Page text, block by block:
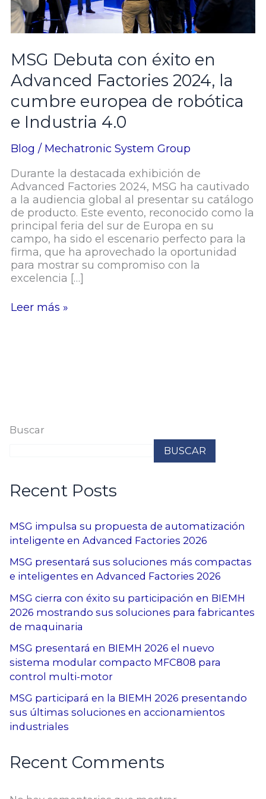
MSG Debuta con éxito en
Advanced Factories 2024, la
cumbre europea de robótica
e Industria 4.0
Blog / Mechatronic System Group
Durante la destacada exhibición de
Advanced Factories 2024, MSG ha cautivado
a la audiencia global al presentar su catálogo
de producto. Este evento, reconocido como la
principal feria del sur de Europa en su
campo, ha sido el escenario perfecto para la
firma, que ha aprovechado la oportunidad
para mostrar su compromiso con la
excelencia […]
europea
de
robótica
Industria
4.0
Leer más »
Buscar
BUSCAR
Recent Posts
MSG impulsa su propuesta de automatización
inteligente en Advanced Factories 2026
MSG presentará sus soluciones más compactas
e inteligentes en Advanced Factories 2026
MSG cierra con éxito su participación en BIEMH
2026 mostrando sus soluciones para fabricantes
de maquinaria
MSG presentará en BIEMH 2026 el nuevo
sistema modular compacto MFC808 para
control multi-motor
MSG participará en la BIEMH 2026 presentando
sus últimas soluciones en accionamientos
industriales
Recent Comments